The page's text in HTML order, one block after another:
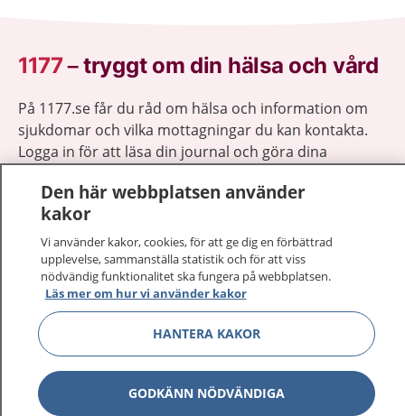
1177–tryggt om din hälsa och vård
På 1177.se får du råd om hälsa och information om
sjukdomar och vilka mottagningar du kan kontakta.
Logga in för att läsa din journal och göra dina
sjukvårdsrådgivning dygnet runt.
1177 ger dig råd när du vill må bättre.
1177 på flera språk Visa
Om 1177 Visa
Den här webbplatsen använder
kakor
Vi använder kakor, cookies, för att ge dig en förbättrad
upplevelse, sammanställa statistik och för att viss
nödvändig funktionalitet ska fungera på webbplatsen.
Läs mer om hur vi använder kakor
HANTERA KAKOR
GODKÄNN NÖDVÄNDIGA